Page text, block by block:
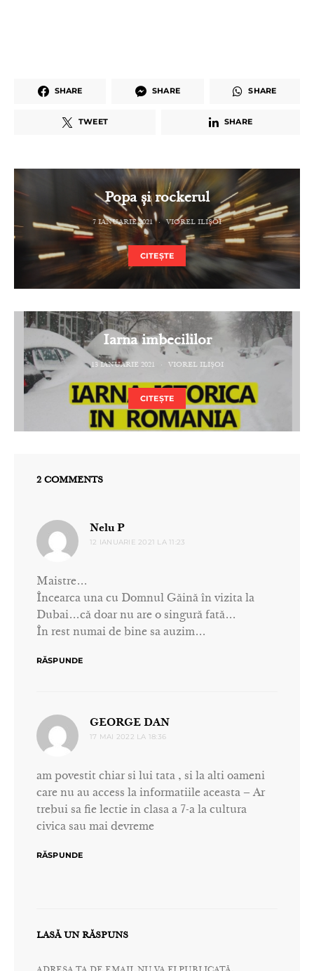
SHARE SHARE SHARE
TWEET SHARE
Popa și rockerul
7 IANUARIE 2021 VIOREL ILIȘOI
CITEȘTE
Iarna imbecililor
13 IANUARIE 2021 VIOREL ILIȘOI
CITEȘTE
2 COMMENTS
Nelu P
12 IANUARIE 2021 LA 11:23
Maistre…
Încearca una cu Domnul Găină în vizita la
Dubai…că doar nu are o singură fată…
În rest numai de bine sa auzim…
RĂSPUNDE
GEORGE DAN
17 MAI 2022 LA 18:36
am povestit chiar si lui tata , si la alti oameni
care nu au access la informatiile aceasta – Ar
trebui sa fie lectie in clasa a 7-a la cultura
civica sau mai devreme
RĂSPUNDE
LASĂ UN RĂSPUNS